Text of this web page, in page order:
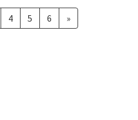
4 5 6 »